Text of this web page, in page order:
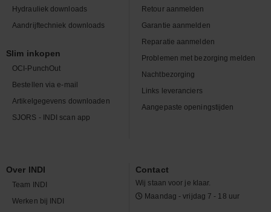
Hydrauliek downloads
Aandrijftechniek downloads
Slim inkopen
OCI-PunchOut
Bestellen via e-mail
Artikelgegevens downloaden
SJORS - INDI scan app
Retour aanmelden
Garantie aanmelden
Reparatie aanmelden
Problemen met bezorging melden
Nachtbezorging
Links leveranciers
Aangepaste openingstijden
Over INDI
Team INDI
Werken bij INDI
Contact
Wij staan voor je klaar.
Maandag - vrijdag 7 - 18 uur